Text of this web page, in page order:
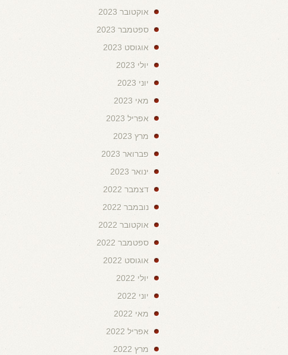
אוקטובר 2023
ספטמבר 2023
אוגוסט 2023
יולי 2023
יוני 2023
מאי 2023
אפריל 2023
מרץ 2023
פברואר 2023
ינואר 2023
דצמבר 2022
נובמבר 2022
אוקטובר 2022
ספטמבר 2022
אוגוסט 2022
יולי 2022
יוני 2022
מאי 2022
אפריל 2022
מרץ 2022